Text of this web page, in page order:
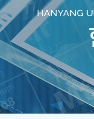
HANYANG